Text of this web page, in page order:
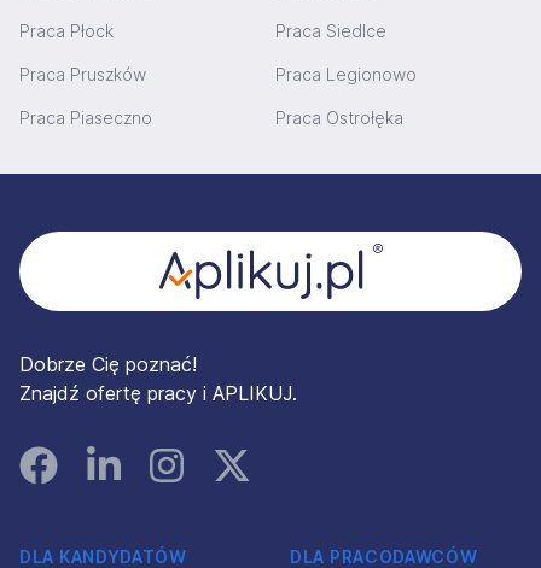
Praca Płock Praca Siedlce
Praca Pruszków Praca Legionowo
Praca Piaseczno Praca Ostrołęka
Dobrze Cię poznać!
Znajdź ofertę pracy i APLIKUJ.
FacebookLinked InInstagramInstagram
DLA KANDYDATÓW DLA PRACODAWCÓW